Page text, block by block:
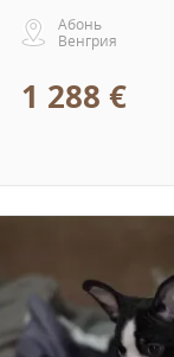
Абонь
Венгрия
1 288 €